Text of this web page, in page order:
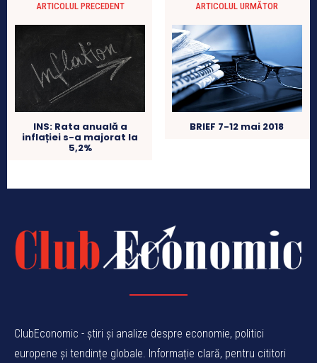
ARTICOLUL PRECEDENT
INS: Rata anuală a
inflației s-a majorat la
5,2%
ARTICOLUL URMĂTOR
BRIEF 7-12 mai 2018
ClubEconomic - știri și analize despre economie, politici
europene și tendințe globale. Informație clară, pentru cititori